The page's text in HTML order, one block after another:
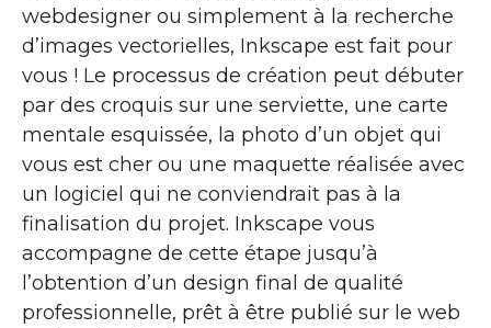
webdesigner ou simplement à la recherche
d’images vectorielles, Inkscape est fait pour
vous ! Le processus de création peut débuter
par des croquis sur une serviette, une carte
mentale esquissée, la photo d’un objet qui
vous est cher ou une maquette réalisée avec
un logiciel qui ne conviendrait pas à la
finalisation du projet. Inkscape vous
accompagne de cette étape jusqu’à
l’obtention d’un design final de qualité
professionnelle, prêt à être publié sur le web